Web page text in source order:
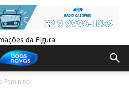
da Figura
Feminino